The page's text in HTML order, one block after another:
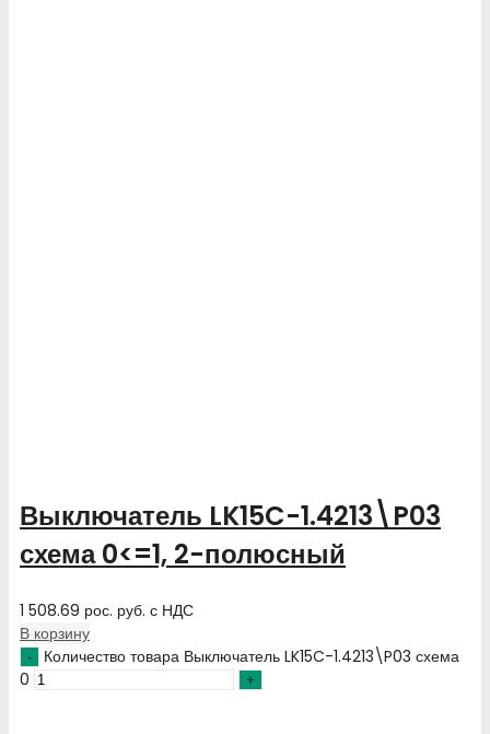
Выключатель LK15C-1.4213\P03
схема 0<=1, 2-полюсный
1 508.69 рос. руб. с НДС
В корзину
Количество товара Выключатель LK15C-1.4213\P03 схема
0